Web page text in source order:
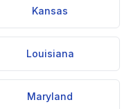
Kansas
Louisiana
Maryland